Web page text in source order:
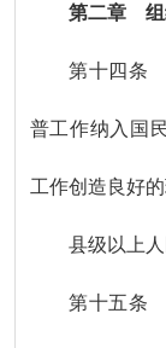
第二章 组
第十四条
普工作纳入国
工作创造良好的
县级以上
第十五条